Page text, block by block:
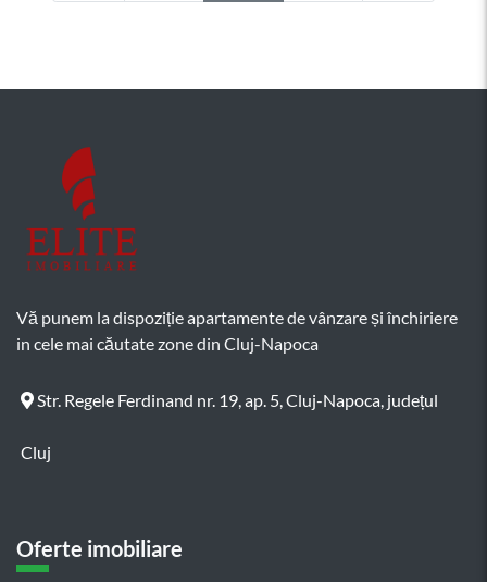
Vă punem la dispoziție apartamente de vânzare și închiriere
in cele mai căutate zone din Cluj-Napoca
Str. Regele Ferdinand nr. 19, ap. 5, Cluj-Napoca, județul
Cluj
Oferte imobiliare